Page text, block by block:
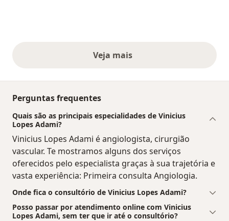
Veja maisopiniões acima
Perguntas frequentes
Quais são as principais especialidades de Vinicius
Lopes Adami?
Vinicius Lopes Adami é angiologista, cirurgião
vascular. Te mostramos alguns dos serviços
oferecidos pelo especialista graças à sua trajetória e
vasta experiência: Primeira consulta Angiologia.
Onde fica o consultório de Vinicius Lopes Adami?
Posso passar por atendimento online com Vinicius
Lopes Adami, sem ter que ir até o consultório?